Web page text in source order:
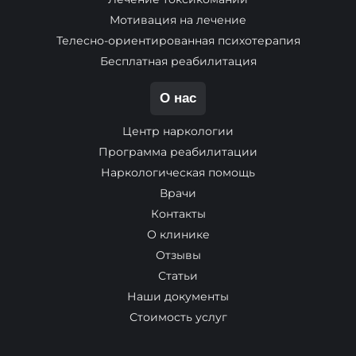
Мотивация на лечение
Телесно-ориентированная психотерапия
Бесплатная реабилитация
О нас
Центр наркологии
Программа реабилитации
Наркологическая помощь
Врачи
Контакты
О клинике
Отзывы
Статьи
Наши документы
Стоимость услуг